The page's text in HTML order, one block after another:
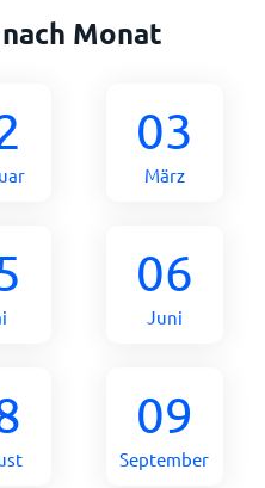
Monat
03
März
06
Juni
09
September